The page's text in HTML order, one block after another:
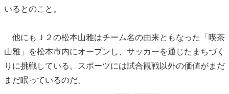
いるとのこと。
他にもＪ２の松本山雅はチーム名の由来ともなった「喫茶
山雅」を松本市内にオープンし、サッカーを通じたまちづく
りに挑戦している。スポーツには試合観戦以外の価値がまだ
まだ眠っているのだ。